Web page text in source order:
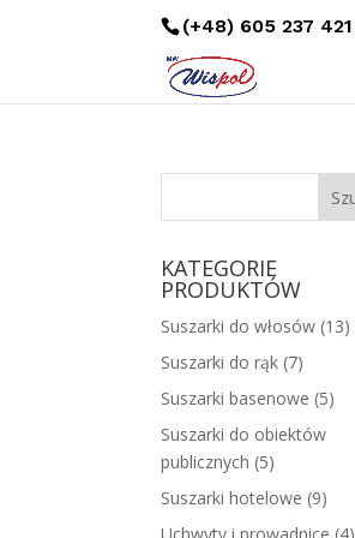
(+48) 605 237 421
KATEGORIE
PRODUKTÓW
Suszarki do włosów (13)
Suszarki do rąk (7)
Suszarki basenowe (5)
Suszarki do obiektów
publicznych (5)
Suszarki hotelowe (9)